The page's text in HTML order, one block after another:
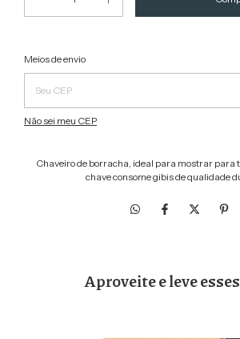
Entregas para o CEP:
Meios de envio
Não sei meu CEP
Chaveiro de borracha, ideal para mostrar para
chave consome gibis de qualidade
Aproveite e leve